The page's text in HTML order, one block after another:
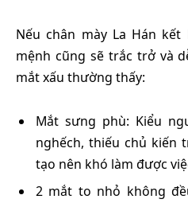
Nếu chân mày La Hán
mệnh cũng sẽ trắc trở và
mắt xấu thường thấy:
Mắt sưng phù: Kiểu
nghếch, thiếu chủ kiến
tạo nên khó làm được
2 mắt to nhỏ không